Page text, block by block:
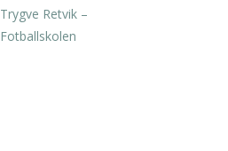
Trygve Retvik –
Fotballskolen